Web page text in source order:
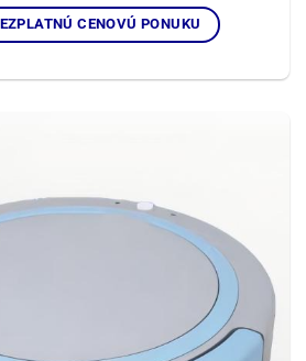
CENOVÚ PONUKU